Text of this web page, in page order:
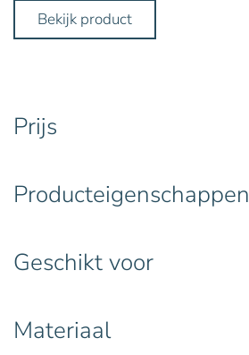
Bekijk product
Prijs
Producteigenschappen
Geschikt voor
Materiaal